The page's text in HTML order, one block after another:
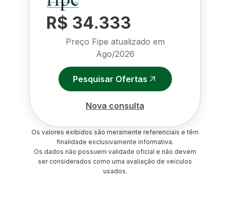
R$ 34.333
Preço Fipe atualizado em
Ago/2026
Pesquisar Ofertas
Nova consulta
Os valores exibidos são meramente referenciais e têm
finalidade exclusivamente informativa.
Os dados não possuem validade oficial e não devem
ser considerados como uma avaliação de veículos
usados.